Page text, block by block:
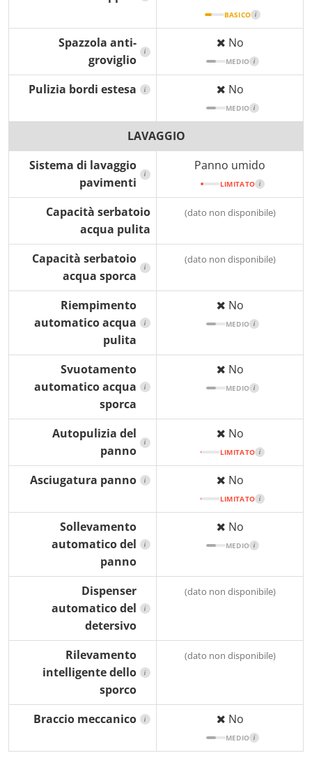
BASICO i
Spazzola anti-
groviglio
i
No
MEDIO i
Pulizia bordi estesa i No
MEDIO i
LAVAGGIO
Sistema di lavaggio
pavimenti
i
Panno umido
LIMITATO i
Capacità serbatoio
acqua pulita
(dato non disponibile)
Capacità serbatoio
acqua sporca
i
(dato non disponibile)
Riempimento
automatico acqua
pulita
i
No
MEDIO i
Svuotamento
automatico acqua
sporca
i
No
MEDIO i
Autopulizia del
panno
i
No
LIMITATO i
Asciugatura panno i No
LIMITATO i
Sollevamento
automatico del
panno
i
No
MEDIO i
Dispenser
automatico del
detersivo
i
(dato non disponibile)
Rilevamento
intelligente dello
sporco
i
(dato non disponibile)
Braccio meccanico i No
MEDIO i